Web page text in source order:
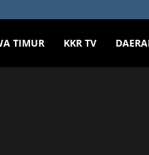
TIMUR KKR TV